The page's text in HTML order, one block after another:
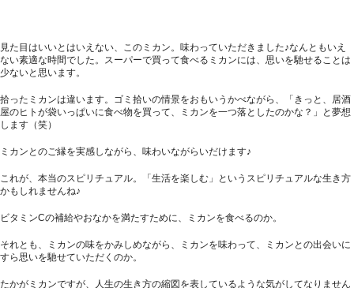
見た目はいいとはいえない、このミカン。味わっていただきました♪なんともいえ
ない素適な時間でした。スーパーで買って食べるミカンには、思いを馳せることは
少ないと思います。
拾ったミカンは違います。ゴミ拾いの情景をおもいうかべながら、「きっと、居酒
屋のヒトが袋いっぱいに食べ物を買って、ミカンを一つ落としたのかな？」と夢想
します（笑）
ミカンとのご縁を実感しながら、味わいながらいだけます♪
これが、本当のスピリチュアル。「生活を楽しむ」というスピリチュアルな生き方
かもしれませんね♪
ビタミンCの補給やおなかを満たすために、ミカンを食べるのか。
それとも、ミカンの味をかみしめながら、ミカンを味わって、ミカンとの出会いに
すら思いを馳せていただくのか。
たかがミカンですが、人生の生き方の縮図を表しているような気がしてなりません